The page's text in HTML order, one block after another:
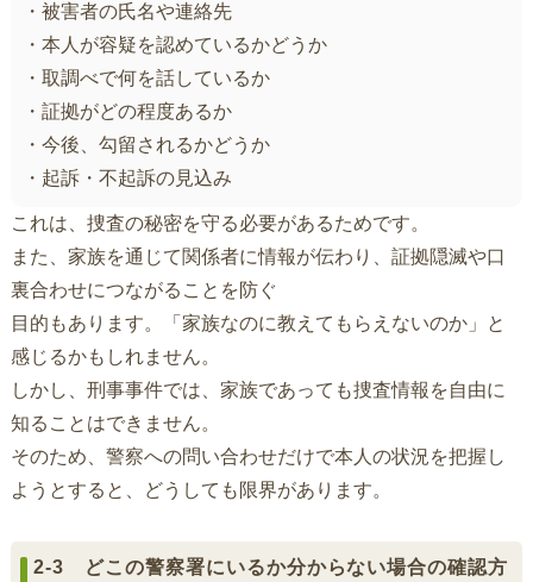
・被害者の氏名や連絡先
・本人が容疑を認めているかどうか
・取調べで何を話しているか
・証拠がどの程度あるか
・今後、勾留されるかどうか
・起訴・不起訴の見込み
これは、捜査の秘密を守る必要があるためです。
また、家族を通じて関係者に情報が伝わり、証拠隠滅や口
裏合わせにつながることを防ぐ
目的もあります。「家族なのに教えてもらえないのか」と
感じるかもしれません。
しかし、刑事事件では、家族であっても捜査情報を自由に
知ることはできません。
そのため、警察への問い合わせだけで本人の状況を把握し
ようとすると、どうしても限界があります。
2-3 どこの警察署にいるか分からない場合の確認方